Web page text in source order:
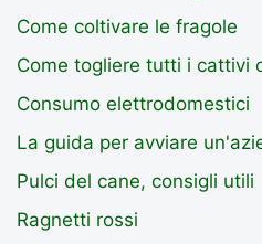
Come coltivare le fragole
Come togliere tutti i cattivi
Consumo elettrodomestici
La guida per avviare
Pulci del cane, consigli utili
Ragnetti rossi